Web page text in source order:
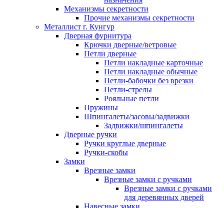
Механизмы секретности
Прочие механизмы секретности
Металлист г. Кунгур
Дверная фурнитура
Крючки дверные/ветровые
Петли дверные
Петли накладные карточные
Петли накладные обычные
Петли-бабочки без врезки
Петли-стрелы
Рояльные петли
Пружины
Шпингалеты/засовы/задвижки
Задвижки/шпингалеты
Дверные ручки
Ручки круглые дверные
Ручки-скобы
Замки
Врезные замки
Врезные замки с ручками
Врезные замки с ручками
для деревянных дверей